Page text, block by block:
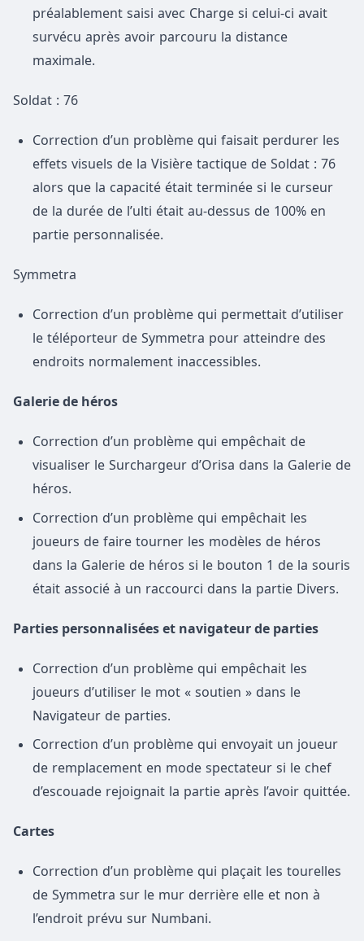
préalablement saisi avec Charge si celui-ci avait
survécu après avoir parcouru la distance
maximale.
Soldat : 76
Correction d’un problème qui faisait perdurer les
effets visuels de la Visière tactique de Soldat : 76
alors que la capacité était terminée si le curseur
de la durée de l’ulti était au-dessus de 100% en
partie personnalisée.
Symmetra
Correction d’un problème qui permettait d’utiliser
le téléporteur de Symmetra pour atteindre des
endroits normalement inaccessibles.
Galerie de héros
Correction d’un problème qui empêchait de
visualiser le Surchargeur d’Orisa dans la Galerie de
héros.
Correction d’un problème qui empêchait les
joueurs de faire tourner les modèles de héros
dans la Galerie de héros si le bouton 1 de la souris
était associé à un raccourci dans la partie Divers.
Parties personnalisées et navigateur de parties
Correction d’un problème qui empêchait les
joueurs d’utiliser le mot « soutien » dans le
Navigateur de parties.
Correction d’un problème qui envoyait un joueur
de remplacement en mode spectateur si le chef
d’escouade rejoignait la partie après l’avoir quittée.
Cartes
Correction d’un problème qui plaçait les tourelles
de Symmetra sur le mur derrière elle et non à
l’endroit prévu sur Numbani.